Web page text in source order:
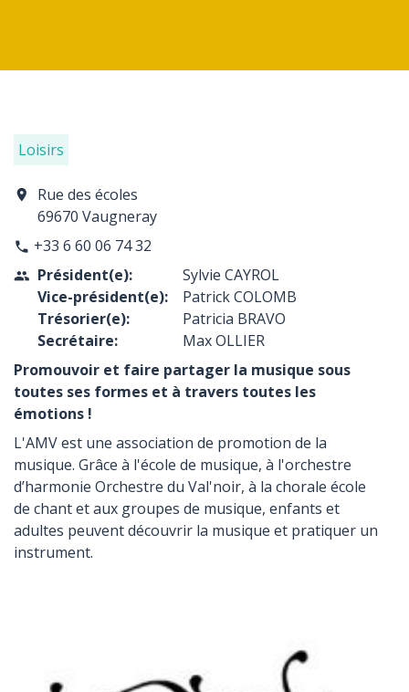
Loisirs
location_on
Rue des écoles
69670 Vaugneray
phone +33 6 60 06 74 32
people Président(e):
Vice-président(e):
Trésorier(e):
Secrétaire:
Sylvie CAYROL
Patrick COLOMB
Patricia BRAVO
Max OLLIER
Promouvoir et faire partager la musique sous
toutes ses formes et à travers toutes les
émotions !
L'AMV est une association de promotion de la
musique. Grâce à l'école de musique, à l'orchestre
d’harmonie Orchestre du Val'noir, à la chorale école
de chant et aux groupes de musique, enfants et
adultes peuvent découvrir la musique et pratiquer un
instrument.